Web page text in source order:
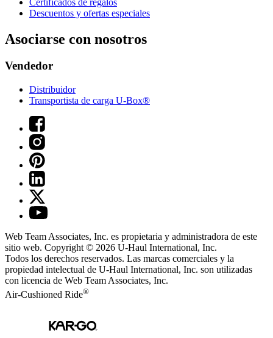
Descuentos y ofertas especiales
Asociarse con nosotros
Vendedor
Distribuidor
Transportista de carga U-Box®
Web Team Associates, Inc. es propietaria y administradora de este
sitio web. Copyright © 2026 U-Haul International, Inc.
Todos los derechos reservados. Las marcas comerciales y la
propiedad intelectual de U-Haul International, Inc. son utilizadas
con licencia de Web Team Associates, Inc.
Air-Cushioned Ride®